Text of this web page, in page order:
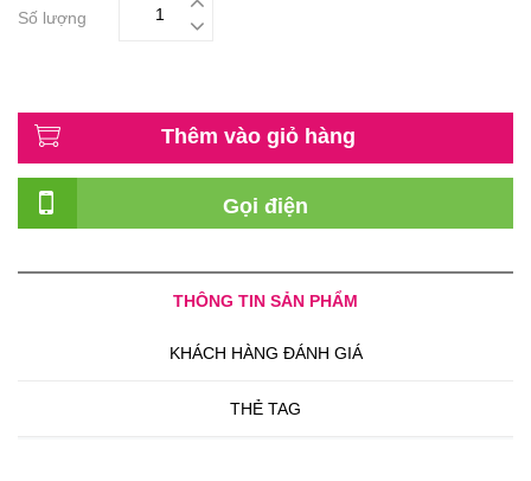
Số lượng
Thêm vào giỏ hàng
Gọi điện
THÔNG TIN SẢN PHẨM
KHÁCH HÀNG ĐÁNH GIÁ
THẺ TAG